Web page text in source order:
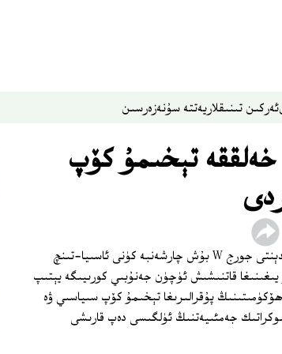
ئەركىن تىنىقلاريەتتە سۇنەزەرسىن
تېخىمۇ كۆپ
ياپونىيىدىكى زىيارىتىنى ئاخىرلاشتۇرغان ئامېرىكا پرېزىدېنتى جورج W بۇش چارشەنبە كۈنى ئاسىيا-تىنچ
قاتنىشىش ئۈچۈن جەنۇبىي كورىيىگە يېتىپ
پۇقرالىرىغا تېخىمۇ كۆپ سىياسىي ۋە
جەمئىيەتنىڭ ئۈلگىسى دەپ قارىشى